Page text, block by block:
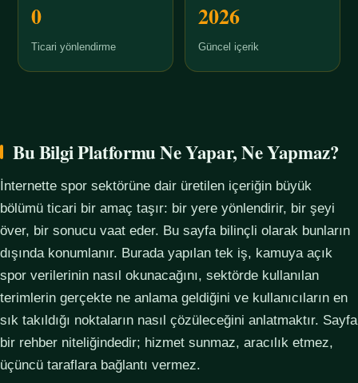
0
Ticari yönlendirme
2026
Güncel içerik
Bu Bilgi Platformu Ne Yapar, Ne Yapmaz?
İnternette spor sektörüne dair üretilen içeriğin büyük
bölümü ticari bir amaç taşır: bir yere yönlendirir, bir şeyi
över, bir sonucu vaat eder. Bu sayfa bilinçli olarak bunların
dışında konumlanır. Burada yapılan tek iş, kamuya açık
spor verilerinin nasıl okunacağını, sektörde kullanılan
terimlerin gerçekte ne anlama geldiğini ve kullanıcıların en
sık takıldığı noktaların nasıl çözüleceğini anlatmaktır. Sayfa
bir rehber niteliğindedir; hizmet sunmaz, aracılık etmez,
üçüncü taraflara bağlantı vermez.